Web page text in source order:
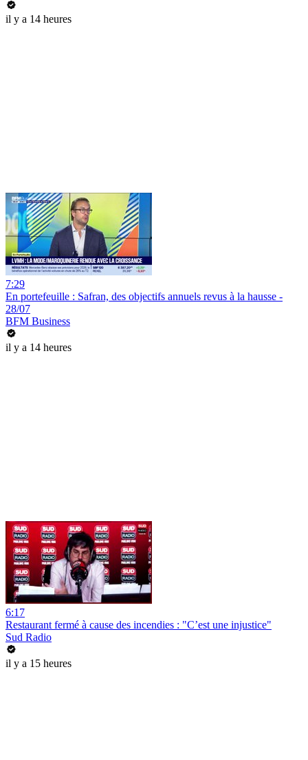
il y a 14 heures
7:29
En portefeuille : Safran, des objectifs annuels revus à la hausse -
28/07
BFM Business
il y a 14 heures
6:17
Restaurant fermé à cause des incendies : "C’est une injustice"
Sud Radio
il y a 15 heures